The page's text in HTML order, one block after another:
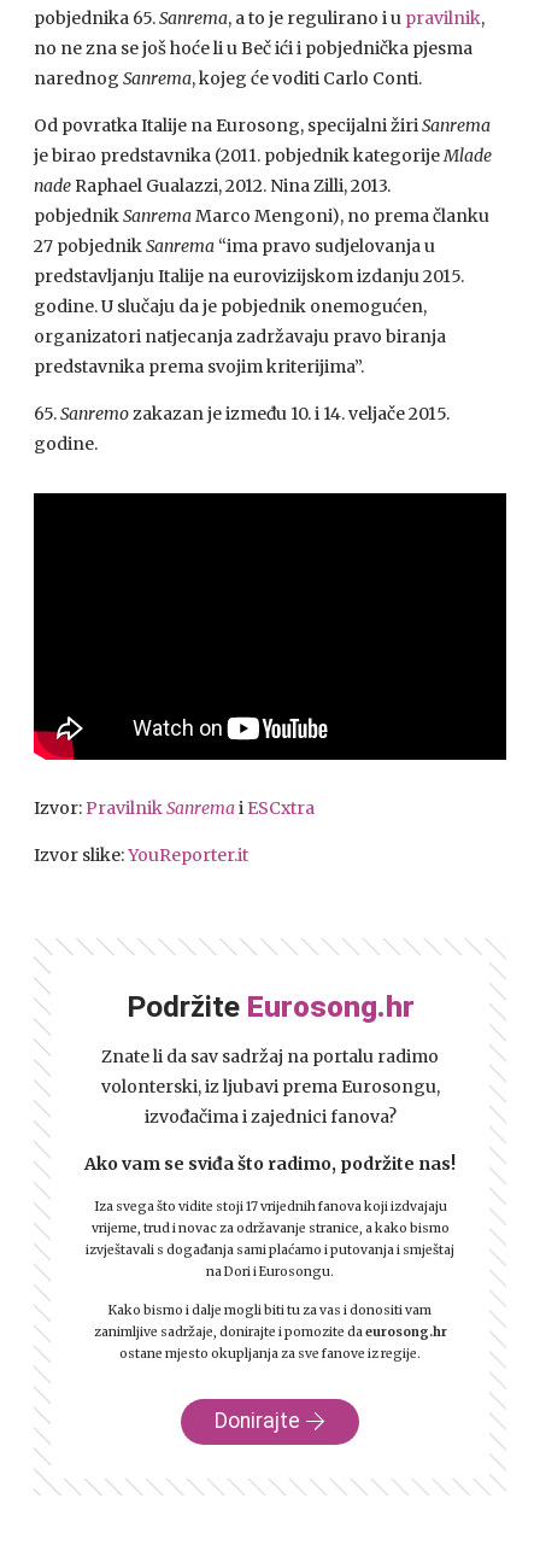
pobjednika 65.Sanrema, a to je regulirano i u pravilnik,
no ne zna se još hoće li u Beč ići i pobjednička pjesma
narednog Sanrema, kojeg će voditi Carlo Conti.
Od povratka Italije na Eurosong, specijalni žiriSanrema
je birao predstavnika (2011. pobjednik kategorijeMlade
nade Raphael Gualazzi, 2012. Nina Zilli, 2013.
pobjednikSanremaMarco Mengoni), no prema članku
27 pobjednikSanrema “ima pravo sudjelovanja u
predstavljanju Italije na eurovizijskom izdanju 2015.
godine. U slučaju da je pobjednik onemogućen,
organizatori natjecanja zadržavaju pravo biranja
predstavnika prema svojim kriterijima”.
65.Sanremozakazan je između 10. i 14. veljače 2015.
godine.
Izvor: Pravilnik Sanremai ESCxtra
Izvor slike:YouReporter.it
Podržite Eurosong.hr
Znate li da sav sadržaj na portalu radimo
volonterski, iz ljubavi prema Eurosongu,
izvođačima i zajednici fanova?
Ako vam se sviđa što radimo, podržite nas!
Iza svega što vidite stoji 17 vrijednih fanova koji izdvajaju
vrijeme, trud i novac za održavanje stranice, a kako bismo
izvještavali s događanja sami plaćamo i putovanja i smještaj
na Dori i Eurosongu.
Kako bismo i dalje mogli biti tu za vas i donositi vam
zanimljive sadržaje, donirajte i pomozite da eurosong.hr
ostane mjesto okupljanja za sve fanove iz regije.
Donirajte